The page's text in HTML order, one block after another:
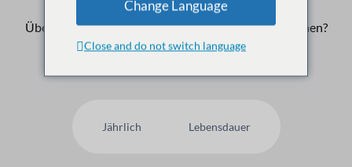
Über 50,000Kunden vertrauen uns, warum nicht Ihnen?
Jährlich Lebensdauer
Change Language
Close and do not switch language